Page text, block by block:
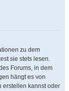
zu dem
sie stets lesen.
Forums, in dem
hängt es von
erstellen kannst oder